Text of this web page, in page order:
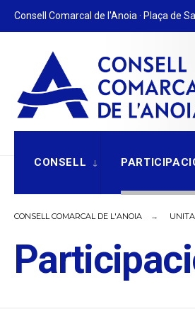
Skip
to
Consell Comarcal de l'Anoia · Plaça de
CONSELL
CONSELL COMARCAL DE L'ANOIA